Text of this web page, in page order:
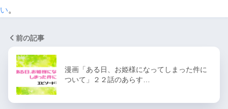
い。
前の記事
漫画「ある日、お姫様になってしまった件に
ついて」２２話のあらす…